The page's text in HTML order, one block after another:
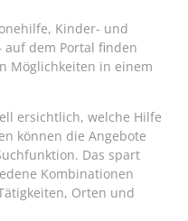
Kinder- und
auf dem Portal finden
Möglichkeiten in einem
ersichtlich, welche Hilfe
können die Angebote
Das spart
Kombinationen
Orten und